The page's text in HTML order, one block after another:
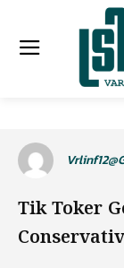
Tik Toker